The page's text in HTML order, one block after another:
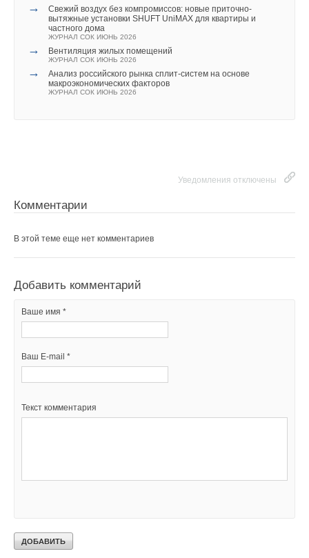
→
Свежий воздух без компромиссов: новые приточно-
вытяжные установки SHUFT UniMAX для квартиры и
частного дома
ЖУРНАЛ СОК ИЮНЬ 2026
→ Вентиляция жилых помещений
ЖУРНАЛ СОК ИЮНЬ 2026
→
Анализ российского рынка сплит-систем на основе
макроэкономических факторов
ЖУРНАЛ СОК ИЮНЬ 2026
Уведомления отключены
Комментарии
В этой теме еще нет комментариев
Добавить комментарий
Ваше имя *
Ваш E-mail *
Текст комментария